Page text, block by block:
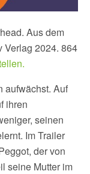
Aus dem
Verlag 2024. 864
aufwächst. Auf
ihren
seinen
Im Trailer
der von
seine Mutter im